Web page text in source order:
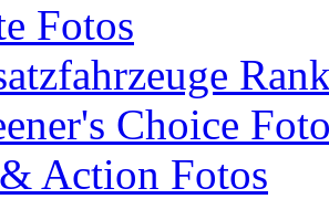
Fotos
Choice
Action Fotos